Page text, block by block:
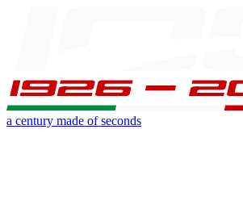
a century made of seconds